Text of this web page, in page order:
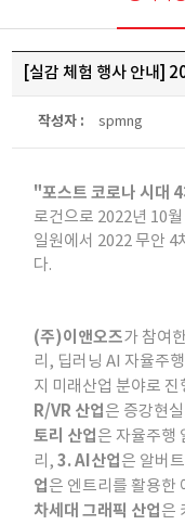
[실감 체험 행사 안내]
작성자 : spmng
"포스트 코로나 시대
로건으로 2022년 10
일원에서 2022 무안 4
다.
(주)이앤오즈가 참여
리, 딥러닝 AI 자율주
지 미래산업 분야로
R/VR 산업은 증강현
토리 산업은 자율주행
리,3. AI산업은 알버
업은 엔트리를 활용한
차세대 그래픽 산업은